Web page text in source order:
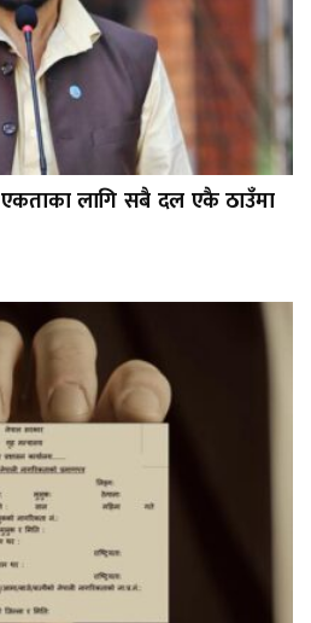
एकताका लागि सबै दल एकै ठाउँमा